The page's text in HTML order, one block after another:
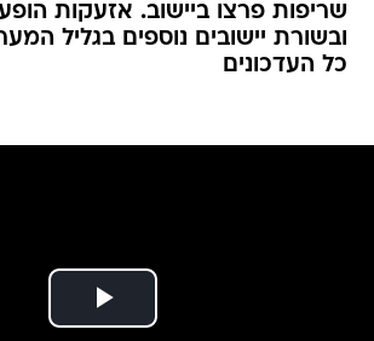
שריפות פרצו ביישוב. אזעקות
ובשורת יישובים נוספים בגליל
כל העדכונים